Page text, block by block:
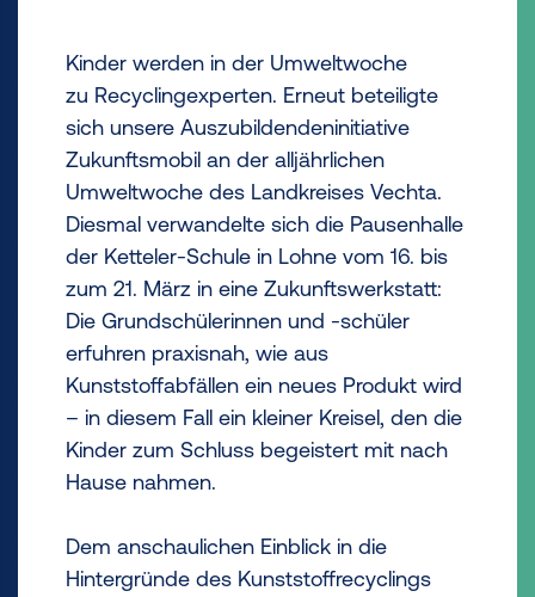
Kinder werden in der Umweltwoche
zu Recyclingexperten. Erneut beteiligte
sich unsere Auszubildendeninitiative
Zukunftsmobil an der alljährlichen
Umweltwoche des Landkreises Vechta.
Diesmal verwandelte sich die Pausenhalle
der Ketteler-Schule in Lohne vom 16. bis
zum 21. März in eine Zukunftswerkstatt:
Die Grundschülerinnen und -schüler
erfuhren praxisnah, wie aus
Kunststoffabfällen ein neues Produkt wird
– in diesem Fall ein kleiner Kreisel, den die
Kinder zum Schluss begeistert mit nach
Hause nahmen.
Dem anschaulichen Einblick in die
Hintergründe des Kunststoffrecyclings